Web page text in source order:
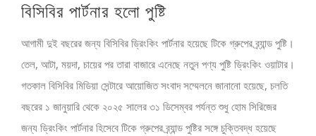
Larger
বিসিবির পার্টনার হলো পুষ্টি
আগামী দুই বছরের জন্য বিসিবির ড্রিংকিং পার্টনার হয়েছে টিকে গ্রুপের ব্র্যান্ড পুষ্টি।
তেল, আটা, ময়দা, চায়ের পর তারা বাজারে এনেছে নতুন পণ্য পুষ্টি ড্রিংকিং ওয়াটার।
গতকাল বিসিবির মিডিয়া সেন্টারে আয়োজিত সংবাদ সম্মেলনে জানানো হয়েছে, চলতি
বছরের ১ জানুয়ারি থেকে ২০২৫ সালের ৩১ ডিসেম্বর পর্যন্ত শুধু হোম সিরিজের
জন্য ড্রিংকিং পার্টনার হিসেবে টিকে গ্রুপের ব্র্যান্ড পুষ্টির সঙ্গে চুক্তিবদ্ধ হয়েছে